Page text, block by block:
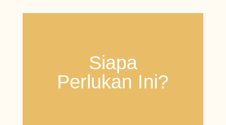
Siapa
Perlukan Ini?